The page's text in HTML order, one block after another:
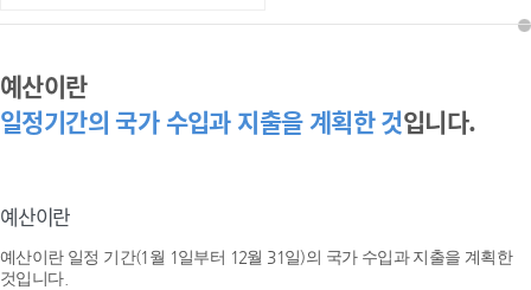
예산이란
일정기간의 국가 수입과 지출을 계획한 것입니다.
예산이란
예산이란 일정 기간(1월 1일부터 12월 31일)의 국가 수입과 지출을 계획한
것입니다.